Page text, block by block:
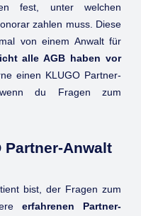
fest, unter welchen
zahlen muss. Diese
von einem Anwalt für
alle AGB haben vor
einen KLUGO Partner-
du Fragen zum
Partner-Anwalt
bist, der Fragen zum
erfahrenen Partner-